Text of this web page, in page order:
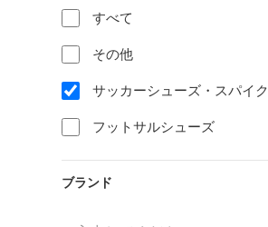
すべて
その他
サッカーシューズ・スパイク
フットサルシューズ
ブランド